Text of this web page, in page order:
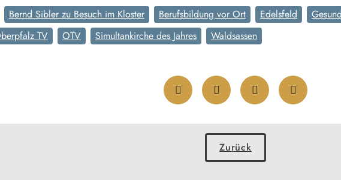
Bernd Sibler zu Besuch im Kloster Berufsbildung vor Ort Edelsfeld
TV OTV Simultankirche des Jahres Waldsassen
Zurück